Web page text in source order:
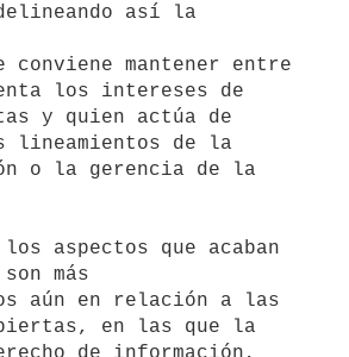
así la
conviene mantener entre
los intereses de
y quien actúa de
lineamientos de la
o la gerencia de la
más
aún en relación a las
en las que la